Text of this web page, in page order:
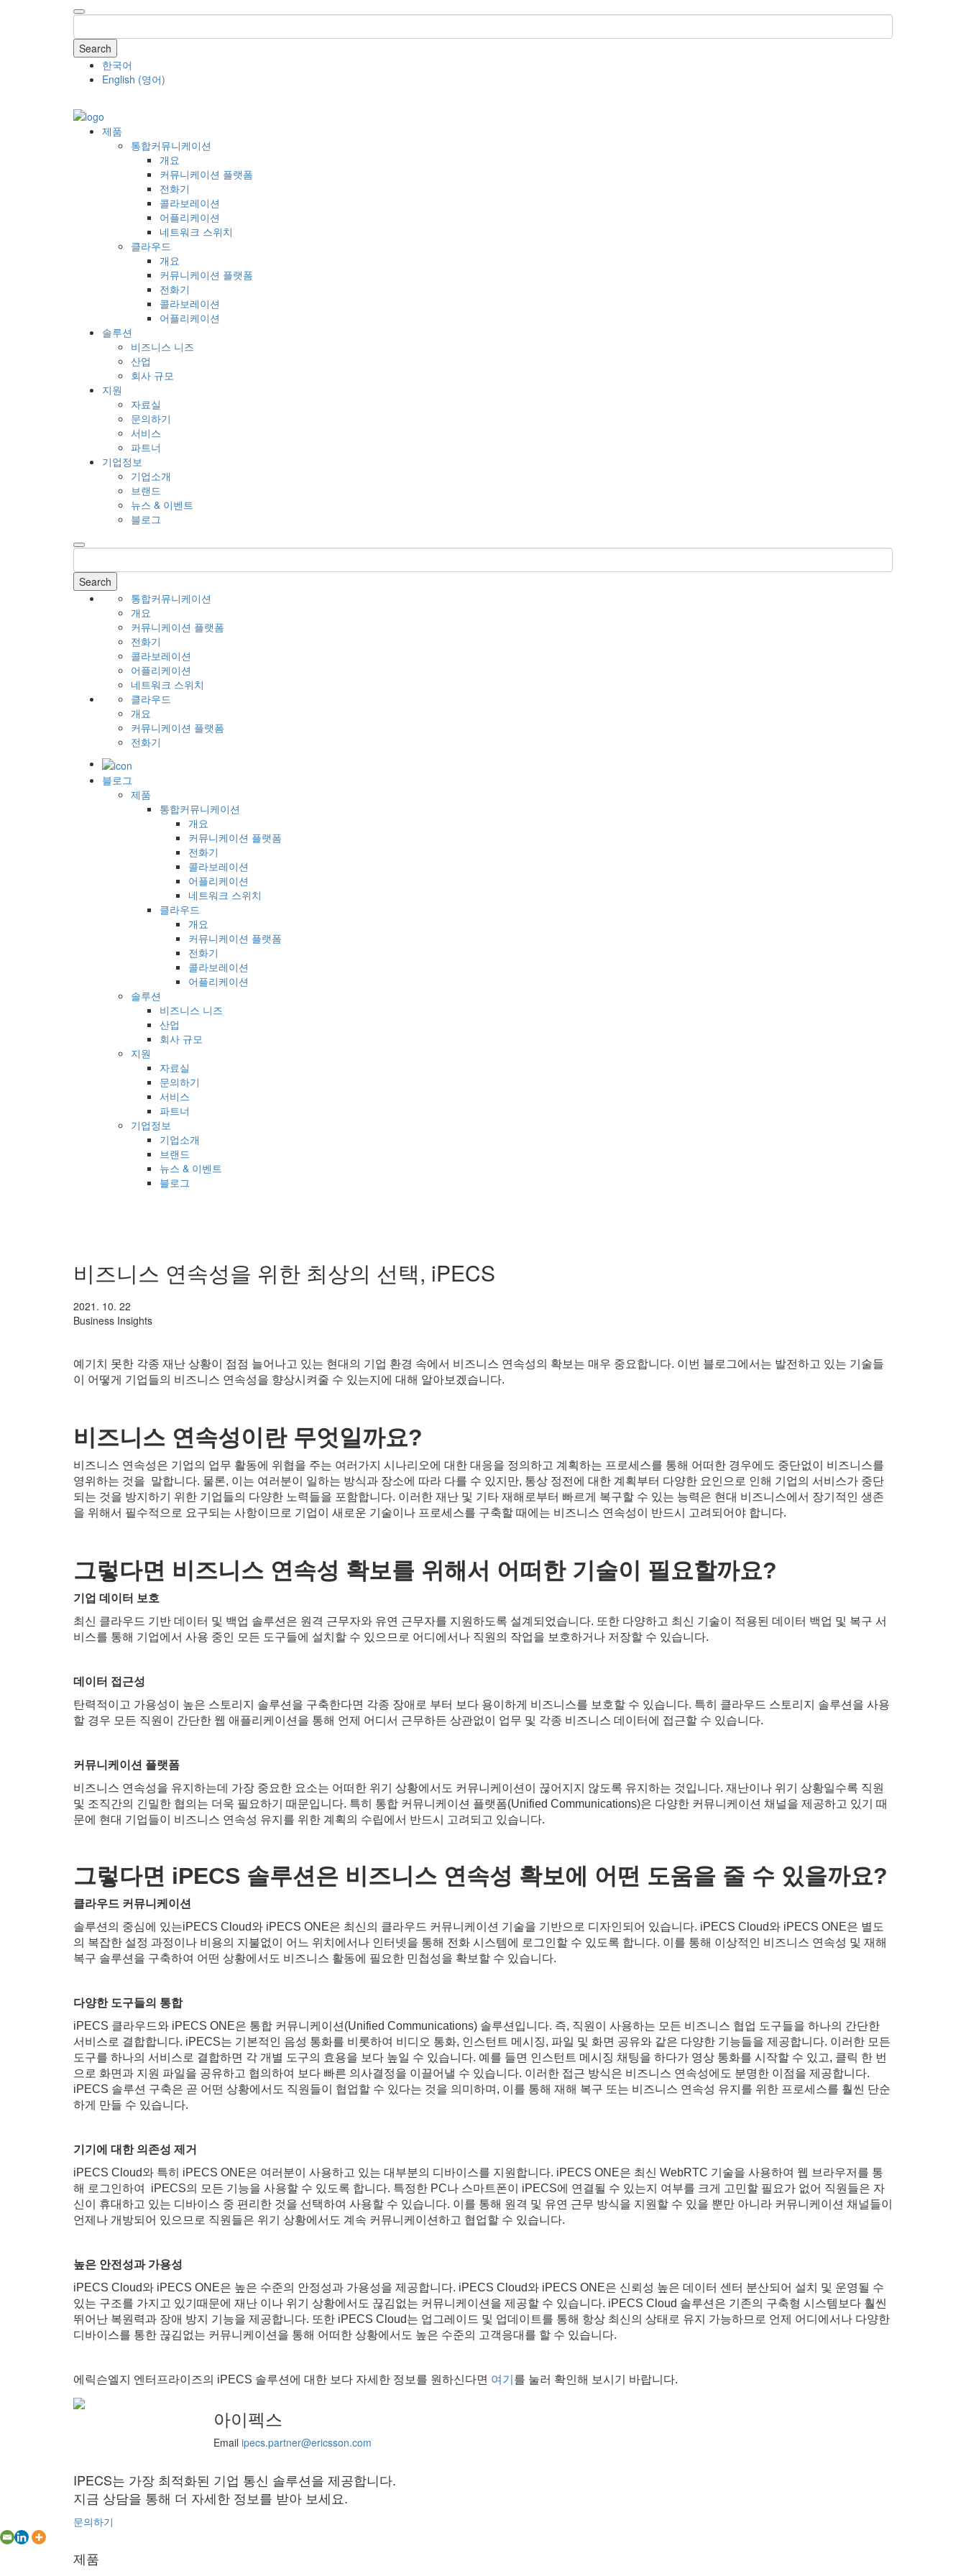
Search
한국어
English (영어)
제품
통합커뮤니케이션
개요
커뮤니케이션 플랫폼
전화기
콜라보레이션
어플리케이션
네트워크 스위치
클라우드
개요
커뮤니케이션 플랫폼
전화기
콜라보레이션
어플리케이션
솔루션
비즈니스 니즈
산업
회사 규모
지원
자료실
문의하기
서비스
파트너
기업정보
기업소개
브랜드
뉴스 & 이벤트
블로그
Search
통합커뮤니케이션
개요
커뮤니케이션 플랫폼
전화기
콜라보레이션
어플리케이션
네트워크 스위치
클라우드
개요
커뮤니케이션 플랫폼
전화기
블로그
제품
통합커뮤니케이션
개요
커뮤니케이션 플랫폼
전화기
콜라보레이션
어플리케이션
네트워크 스위치
클라우드
개요
커뮤니케이션 플랫폼
전화기
콜라보레이션
어플리케이션
솔루션
비즈니스 니즈
산업
회사 규모
지원
자료실
문의하기
서비스
파트너
기업정보
기업소개
브랜드
뉴스 & 이벤트
블로그
비즈니스 연속성을 위한 최상의 선택, iPECS
2021. 10. 22
Business Insights
예기치 못한 각종 재난 상황이 점점 늘어나고 있는 현대의 기업 환경 속에서 비즈니스 연속성의 확보는 매우 중요합니다. 이번 블로그에서는 발전하고 있는 기술들
이 어떻게 기업들의 비즈니스 연속성을 향상시켜줄 수 있는지에 대해 알아보겠습니다.
비즈니스 연속성이란 무엇일까요?
비즈니스 연속성은 기업의 업무 활동에 위협을 주는 여러가지 시나리오에 대한 대응을 정의하고 계획하는 프로세스를 통해 어떠한 경우에도 중단없이 비즈니스를
영위하는 것을 말합니다. 물론, 이는 여러분이 일하는 방식과 장소에 따라 다를 수 있지만, 통상 정전에 대한 계획부터 다양한 요인으로 인해 기업의 서비스가 중단
되는 것을 방지하기 위한 기업들의 다양한 노력들을 포함합니다. 이러한 재난 및 기타 재해로부터 빠르게 복구할 수 있는 능력은 현대 비즈니스에서 장기적인 생존
을 위해서 필수적으로 요구되는 사항이므로 기업이 새로운 기술이나 프로세스를 구축할 때에는 비즈니스 연속성이 반드시 고려되어야 합니다.
그렇다면 비즈니스 연속성 확보를 위해서 어떠한 기술이 필요할까요?
기업 데이터 보호
최신 클라우드 기반 데이터 및 백업 솔루션은 원격 근무자와 유연 근무자를 지원하도록 설계되었습니다. 또한 다양하고 최신 기술이 적용된 데이터 백업 및 복구 서
비스를 통해 기업에서 사용 중인 모든 도구들에 설치할 수 있으므로 어디에서나 직원의 작업을 보호하거나 저장할 수 있습니다.
데이터 접근성
탄력적이고 가용성이 높은 스토리지 솔루션을 구축한다면 각종 장애로 부터 보다 용이하게 비즈니스를 보호할 수 있습니다. 특히 클라우드 스토리지 솔루션을 사용
할 경우 모든 직원이 간단한 웹 애플리케이션을 통해 언제 어디서 근무하든 상관없이 업무 및 각종 비즈니스 데이터에 접근할 수 있습니다.
커뮤니케이션 플랫폼
비즈니스 연속성을 유지하는데 가장 중요한 요소는 어떠한 위기 상황에서도 커뮤니케이션이 끊어지지 않도록 유지하는 것입니다. 재난이나 위기 상황일수록 직원
및 조직간의 긴밀한 협의는 더욱 필요하기 때문입니다. 특히 통합 커뮤니케이션 플랫폼(Unified Communications)은 다양한 커뮤니케이션 채널을 제공하고 있기 때
문에 현대 기업들이 비즈니스 연속성 유지를 위한 계획의 수립에서 반드시 고려되고 있습니다.
그렇다면 iPECS 솔루션은 비즈니스 연속성 확보에 어떤 도움을 줄 수 있을까요?
클라우드 커뮤니케이션
솔루션의 중심에 있는iPECS Cloud와 iPECS ONE은 최신의 클라우드 커뮤니케이션 기술을 기반으로 디자인되어 있습니다. iPECS Cloud와 iPECS ONE은 별도
의 복잡한 설정 과정이나 비용의 지불없이 어느 위치에서나 인터넷을 통해 전화 시스템에 로그인할 수 있도록 합니다. 이를 통해 이상적인 비즈니스 연속성 및 재해
복구 솔루션을 구축하여 어떤 상황에서도 비즈니스 활동에 필요한 민첩성을 확보할 수 있습니다.
다양한 도구들의 통합
iPECS 클라우드와 iPECS ONE은 통합 커뮤니케이션(Unified Communications) 솔루션입니다. 즉, 직원이 사용하는 모든 비즈니스 협업 도구들을 하나의 간단한
서비스로 결합합니다. iPECS는 기본적인 음성 통화를 비롯하여 비디오 통화, 인스턴트 메시징, 파일 및 화면 공유와 같은 다양한 기능들을 제공합니다. 이러한 모든
도구를 하나의 서비스로 결합하면 각 개별 도구의 효용을 보다 높일 수 있습니다. 예를 들면 인스턴트 메시징 채팅을 하다가 영상 통화를 시작할 수 있고, 클릭 한 번
으로 화면과 지원 파일을 공유하고 협의하여 보다 빠른 의사결정을 이끌어낼 수 있습니다. 이러한 접근 방식은 비즈니스 연속성에도 분명한 이점을 제공합니다.
iPECS 솔루션 구축은 곧 어떤 상황에서도 직원들이 협업할 수 있다는 것을 의미하며, 이를 통해 재해 복구 또는 비즈니스 연속성 유지를 위한 프로세스를 훨씬 단순
하게 만들 수 있습니다.
기기에 대한 의존성 제거
iPECS Cloud와 특히 iPECS ONE은 여러분이 사용하고 있는 대부분의 디바이스를 지원합니다. iPECS ONE은 최신 WebRTC 기술을 사용하여 웹 브라우저를 통
해 로그인하여 iPECS의 모든 기능을 사용할 수 있도록 합니다. 특정한 PC나 스마트폰이 iPECS에 연결될 수 있는지 여부를 크게 고민할 필요가 없어 직원들은 자
신이 휴대하고 있는 디바이스 중 편리한 것을 선택하여 사용할 수 있습니다. 이를 통해 원격 및 유연 근무 방식을 지원할 수 있을 뿐만 아니라 커뮤니케이션 채널들이
언제나 개방되어 있으므로 직원들은 위기 상황에서도 계속 커뮤니케이션하고 협업할 수 있습니다.
높은 안전성과 가용성
iPECS Cloud와 iPECS ONE은 높은 수준의 안정성과 가용성을 제공합니다. iPECS Cloud와 iPECS ONE은 신뢰성 높은 데이터 센터 분산되어 설치 및 운영될 수
있는 구조를 가지고 있기때문에 재난 이나 위기 상황에서도 끊김없는 커뮤니케이션을 제공할 수 있습니다. iPECS Cloud 솔루션은 기존의 구축형 시스템보다 훨씬
뛰어난 복원력과 장애 방지 기능을 제공합니다. 또한 iPECS Cloud는 업그레이드 및 업데이트를 통해 항상 최신의 상태로 유지 가능하므로 언제 어디에서나 다양한
디바이스를 통한 끊김없는 커뮤니케이션을 통해 어떠한 상황에서도 높은 수준의 고객응대를 할 수 있습니다.
에릭슨엘지 엔터프라이즈의 iPECS 솔루션에 대한 보다 자세한 정보를 원하신다면 여기 를 눌러 확인해 보시기 바랍니다.
아이펙스
Email ipecs.partner@ericsson.com
IPECS는 가장 최적화된 기업 통신 솔루션을 제공합니다.
지금 상담을 통해 더 자세한 정보를 받아 보세요.
문의하기
제품